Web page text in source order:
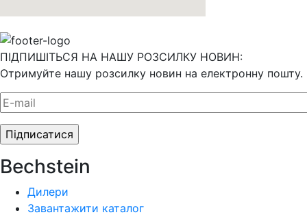
ПІДПИШІТЬСЯ НА НАШУ РОЗСИЛКУ НОВИН:
Отримуйте нашу розсилку новин на електронну пошту.
Bechstein
Дилери
Завантажити каталог